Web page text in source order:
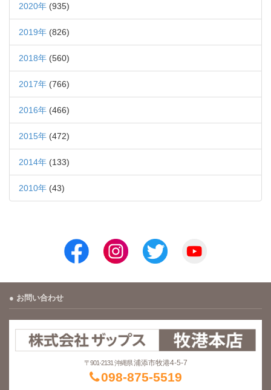
2020年 (935)
2019年 (826)
2018年 (560)
2017年 (766)
2016年 (466)
2015年 (472)
2014年 (133)
2010年 (43)
お問い合わせ
〒901-2131 沖縄県 浦添市牧港4-5-7
098-875-5519